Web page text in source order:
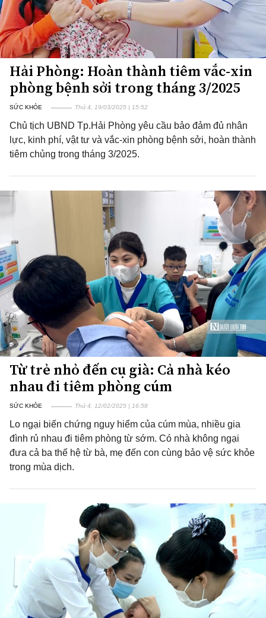
Hải Phòng: Hoàn thành tiêm vắc-xin
phòng bệnh sởi trong tháng 3/2025
SỨC KHỎE Thứ 4, 19/03/2025 | 15:52
Chủ tịch UBND Tp.Hải Phòng yêu cầu bảo đảm đủ nhân
lực, kinh phí, vật tư và vắc-xin phòng bệnh sởi, hoàn thành
tiêm chủng trong tháng 3/2025.
Từ trẻ nhỏ đến cụ già: Cả nhà kéo
nhau đi tiêm phòng cúm
SỨC KHỎE Thứ 4, 12/02/2025 | 16:58
Lo ngại biến chứng nguy hiểm của cúm mùa, nhiều gia
đình rủ nhau đi tiêm phòng từ sớm. Có nhà không ngại
đưa cả ba thế hệ từ bà, mẹ đến con cùng bảo vệ sức khỏe
trong mùa dịch.